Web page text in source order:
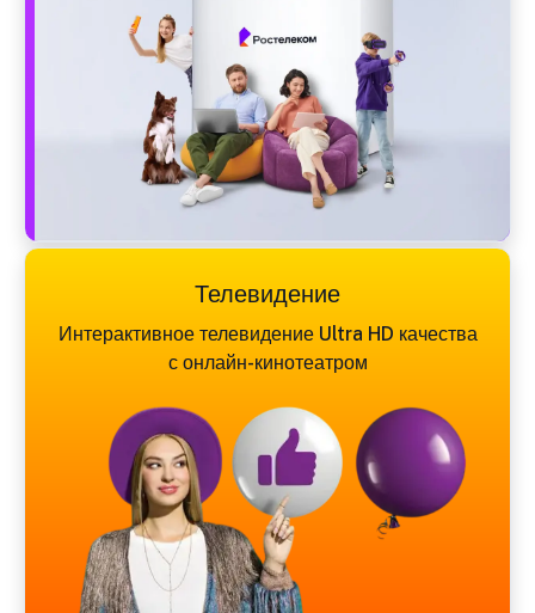
Телевидение
Интерактивное телевидение Ultra HD качества
с онлайн-кинотеатром